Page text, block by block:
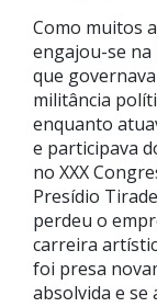
Como muitos
engajou-se
que
militância
enquanto
e participava
no XXX
Presídio
perdeu o
carreira
foi presa
absolvida e se